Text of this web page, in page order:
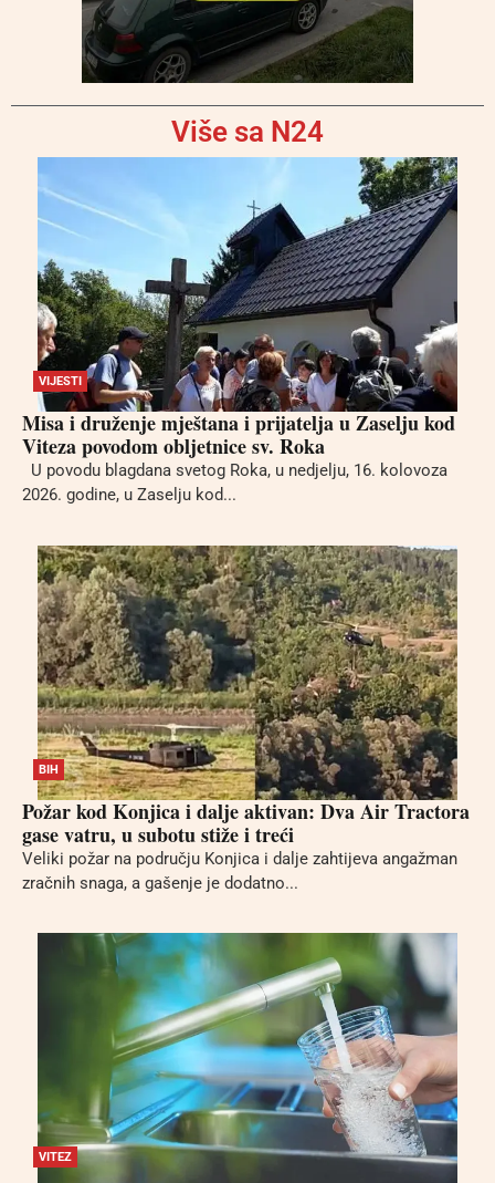
Više sa N24
VIJESTI
Misa i druženje mještana i prijatelja u Zaselju kod
Viteza povodom obljetnice sv. Roka
U povodu blagdana svetog Roka, u nedjelju, 16. kolovoza
2026. godine, u Zaselju kod...
BIH
Požar kod Konjica i dalje aktivan: Dva Air Tractora
gase vatru, u subotu stiže i treći
Veliki požar na području Konjica i dalje zahtijeva angažman
zračnih snaga, a gašenje je dodatno...
VITEZ